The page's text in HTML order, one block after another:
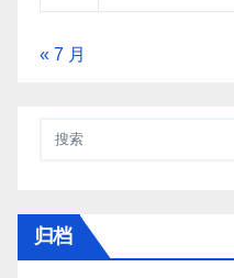
« 7 月
归档